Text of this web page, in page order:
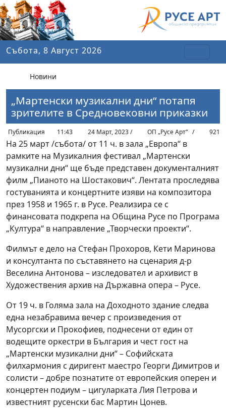
Събота, 8 Август 2026
Новини
„Мартенски музикални дни“ потапя
зрителите в Средновековни приказки
Публикация 11:43 24 Март, 2023 / ОП „Русе Арт“ / 921
На 25 март /събота/ от 11 ч. в зала „Европа“ в
рамките на Музикалния фестивал „Мартенски
музикални дни“ ще бъде представен документалният
филм „Пианото на Шостакович“. Лентата проследява
гостуванията и концертните изяви на композитора
през 1958 и 1965 г. в Русе. Реализира се с
финансовата подкрепа на Община Русе по Програма
„Култура“ в направление „Творчески проекти“.
Филмът е дело на Стефан Прохоров, Кети Маринова
и консултанта по съставянето на сценария д-р
Веселина Антонова – изследовател и архивист в
Художествения архив на Държавна опера – Русе.
От 19 ч. в Голяма зала на Доходното здание следва
една незабравима вечер с произведения от
Мусоргски и Прокофиев, поднесени от един от
водещите оркестри в България и чест гост на
„Мартенски музикални дни“ – Софийската
филхармония с диригент маестро Георги Димитров и
солисти – добре познатите от европейския оперен и
концертен подиум – цигуларката Лия Петрова и
известният русенски бас Мартин Цонев.